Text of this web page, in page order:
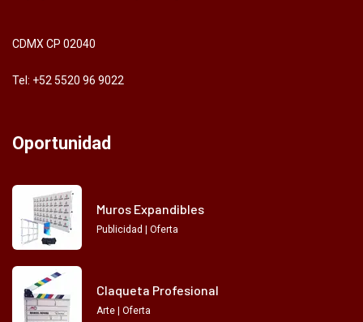
CDMX CP 02040
Tel: +52 5520 96 9022
Oportunidad
Muros Expandibles
Publicidad | Oferta
Claqueta Profesional
Arte | Oferta